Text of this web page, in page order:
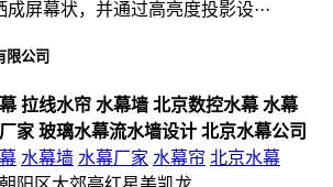
屏幕状，并通过高亮度投影设···
限公司
拉线水帘 水幕墙 北京数控水幕 水幕
家 玻璃水幕流水墙设计 北京水幕公司
水幕墙 水幕厂家 水幕帘 北京水幕